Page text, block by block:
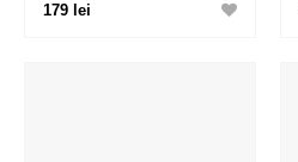
179 lei